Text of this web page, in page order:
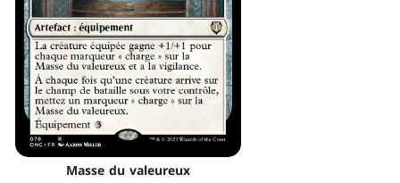
Masse du valeureux